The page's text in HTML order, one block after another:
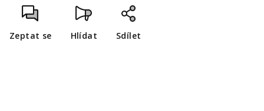
Zeptat se Hlídat Sdílet